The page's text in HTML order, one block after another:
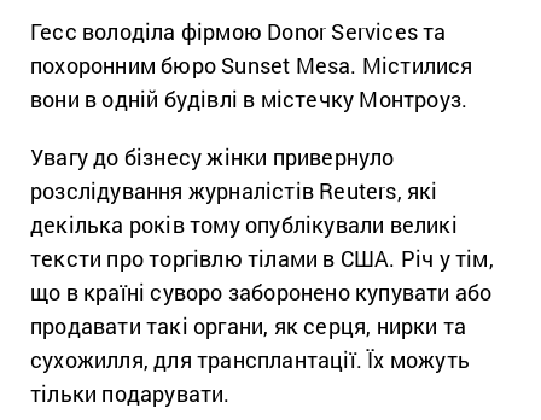
Гесс володіла фірмою Donor Services та
похоронним бюро Sunset Mesa. Містилися
вони в одній будівлі в містечку Монтроуз.
Увагу до бізнесу жінки привернуло
розслідування журналістів Reuters, які
декілька років тому опублікували великі
тексти про торгівлю тілами в США. Річ у тім,
що в країні суворо заборонено купувати або
продавати такі органи, як серця, нирки та
сухожилля, для трансплантації. Їх можуть
тільки подарувати.